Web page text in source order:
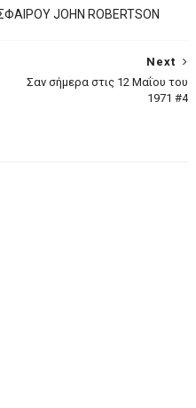
JOHN ROBERTSON
Next
Σαν σήμερα στις 12 Μαΐου του
1971 #4